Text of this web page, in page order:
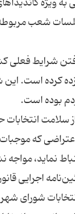
ویژه
و صورتجلسات
شرایط
کرده است.
سلامت
که موجبات
با گذشت ۱۰ روز از برگزاری
شورای شهر